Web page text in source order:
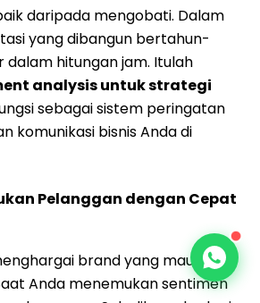
daripada mengobati. Dalam
yang dibangun bertahun-
dalam hitungan jam. Itulah
analysis untuk strategi
sebagai sistem peringatan
komunikasi bisnis Anda di
Pelanggan dengan Cepat
brand yang mau
Anda menemukan sentimen